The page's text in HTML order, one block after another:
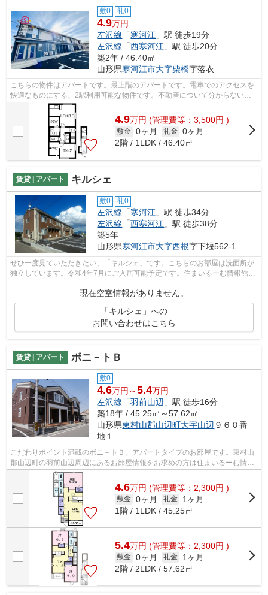
敷0 礼0
4.9万円
左沢線 「寒河江 」駅 徒歩19分
左沢線 「西寒河江 」駅 徒歩20分
築2年 / 46.40㎡
山形県寒河江市大字柴橋字落衣
こちらの物件はアパートです。最上階のアパートです。電車でのアクセスを
快適なものにする、2駅利用可能な物件です。不動産について分からない事
も、豊富なノウハウを持った住まいるー...
4.9万円 (管理費等：3,500円 )
敷金 0ヶ月 礼金 0ヶ月
2階 / 1LDK / 46.40㎡
賃貸 | アパート キルシェ
敷0 礼0
左沢線 「寒河江 」駅 徒歩34分
左沢線 「西寒河江 」駅 徒歩38分
築5年
山形県寒河江市大字西根字下堰562-1
ぜひ一度見ていただきたい、「キルシェ」です。こちらのお部屋は洗面所が
独立しています。令和4年7月にご入居可能予定です。住まいるーむ情報館だ
ったら寒河江市エリアの賃貸情報も豊...
現在空室情報がありません。
「キルシェ」への
お問い合わせはこちら
賃貸 | アパート ボニ－トＢ
敷0
4.6万円～5.4万円
左沢線 「羽前山辺 」駅 徒歩16分
築18年 / 45.25㎡～57.62㎡
山形県東村山郡山辺町大字山辺 ９６０番
地１
こだわりポイント満載のボニ－トＢ。アパートタイプのお部屋です。東村山
郡山辺町の羽前山辺周辺にあるお部屋情報をお求めの方は住まいるーむ情報
館にお任せを。快適な暮らしをお客様...
4.6万円 (管理費等：2,300円 )
敷金 0ヶ月 礼金
1ヶ月
1階 / 1LDK / 45.25㎡
5.4万円 (管理費等：2,300円 )
敷金 0ヶ月 礼金
1ヶ月
2階 / 2LDK / 57.62㎡